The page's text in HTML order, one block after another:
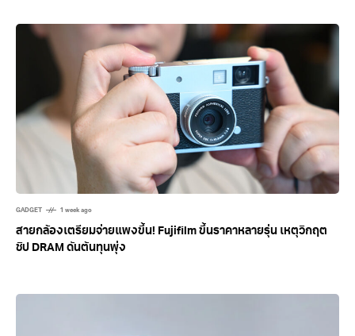
GADGET 1 week ago
สายกล้องเตรียมจ่ายแพงขึ้น! Fujifilm ขึ้นราคาหลายรุ่น เหตุวิกฤต
ชิป DRAM ดันต้นทุนพุ่ง